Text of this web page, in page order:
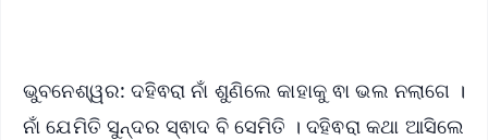
ଭୁବନେଶ୍ୱର: ଦହିଵରା ନାଁ ଶୁଣିଲେ କାହାକୁ ଵା ଭଲ ନଲାଗେ ।
ନାଁ ଯେମିତି ସୁନ୍ଦର ସ୍ଵାଦ ବି ସେମିତି । ଦହିଵରା କଥା ଆସିଲେ